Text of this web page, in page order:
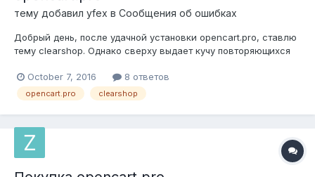
тему добавил yfex в Сообщения об ошибках
Добрый день, после удачной установки opencart.pro, ставлю
тему clearshop. Однако сверху выдает кучу повторяющихся
Undefined variable: child in
/home/h102406/data/www/h102406.srv32.test-
hf.su/vqmod/vqcache/vq2-catalog_controller_common_header....
October 7, 2016 8 ответов
opencart.pro clearshop